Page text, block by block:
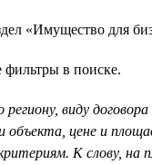
«Имущество для
в поиске.
виду
объекта, цене и
К слову, на